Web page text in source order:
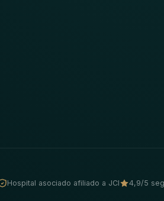
Hospital asociado afiliado a JCI 4,9/5